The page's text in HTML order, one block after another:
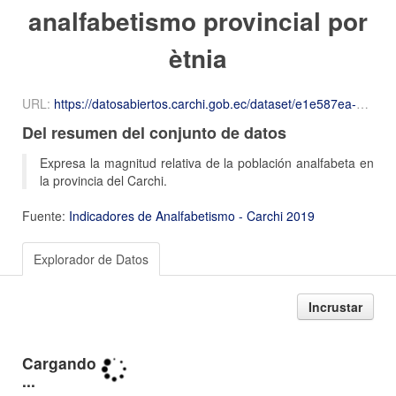
analfabetismo provincial por
ètnia
URL: https://datosabiertos.carchi.gob.ec/dataset/e1e587ea-be59-47f7-9269-c27490087b64/resource/f08af7e3-07b4-4ad3-bb2f-31c6b37d6217/download/Tasa-de-Analfabetismo-por-etnia.csv
Del resumen del conjunto de datos
Expresa la magnitud relativa de la población analfabeta en
la provincia del Carchi.
Fuente: Indicadores de Analfabetismo - Carchi 2019
Explorador de Datos
Incrustar